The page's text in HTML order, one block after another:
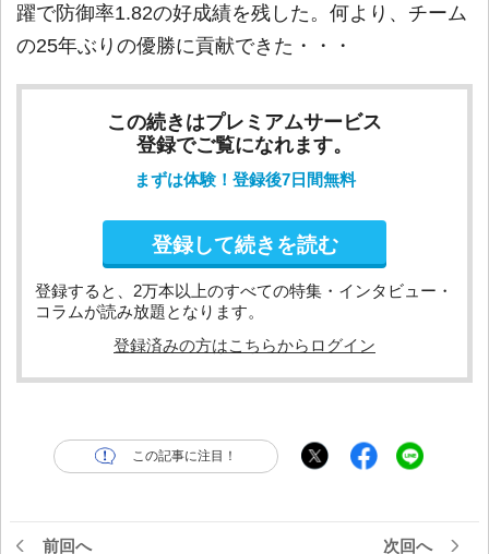
躍で防御率1.82の好成績を残した。何より、チーム
の25年ぶりの優勝に貢献できた・・・
この続きはプレミアムサービス
登録でご覧になれます。
まずは体験！登録後7日間無料
登録して続きを読む
登録すると、2万本以上のすべての特集・インタビュー・
コラムが読み放題となります。
登録済みの方はこちらからログイン
この記事に注目！
前回へ 次回へ